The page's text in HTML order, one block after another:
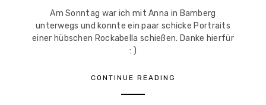
Am Sonntag war ich mit Anna in Bamberg
unterwegs und konnte ein paar schicke Portraits
einer hübschen Rockabella schießen. Danke hierfür
: )
CONTINUE READING